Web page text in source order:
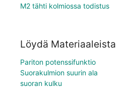
M2 tähti kolmiossa todistus
Löydä Materiaaleista
Pariton potenssifunktio
Suorakulmion suurin ala
suoran kulku